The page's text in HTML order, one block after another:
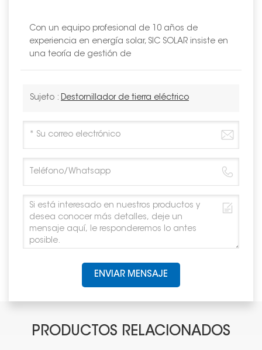
Con un equipo profesional de 10 años de
experiencia en energía solar, SIC SOLAR insiste en
una teoría de gestión de
Sujeto : Destornillador de tierra eléctrico
ENVIAR MENSAJE
PRODUCTOS RELACIONADOS